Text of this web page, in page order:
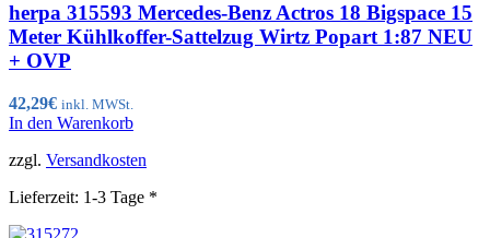
herpa 315593 Mercedes-Benz Actros 18 Bigspace 15
Meter Kühlkoffer-Sattelzug Wirtz Popart 1:87 NEU
+ OVP
42,29€ inkl. MWSt.
In den Warenkorb
zzgl. Versandkosten
Lieferzeit: 1-3 Tage *